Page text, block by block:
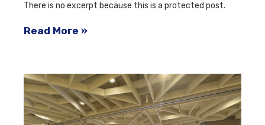
There is no excerpt because this is a protected post.
Read More »